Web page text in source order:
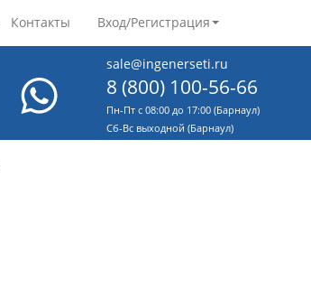
Контакты Вход/Регистрация
sale@ingenerseti.ru
8 (800) 100-56-66
Пн-Пт с 08:00 до 17:00 (Барнаул)
Cб-Вс выходной (Барнаул)